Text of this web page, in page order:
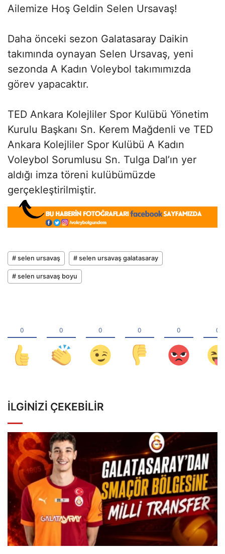
Ailemize Hoş Geldin Selen Ursavaş!
Daha önceki sezon Galatasaray Daikin
takımında oynayan Selen Ursavaş, yeni
sezonda A Kadın Voleybol takımımızda
görev yapacaktır.
TED Ankara Kolejliler Spor Kulübü Yönetim
Kurulu Başkanı Sn. Kerem Mağdenli ve TED
Ankara Kolejliler Spor Kulübü A Kadın
Voleybol Sorumlusu Sn. Tulga Dal’ın yer
aldığı imza töreni kulübümüzde
gerçekleştirilmiştir.
# selen ursavaş # selen ursavaş galatasaray
# selen ursavaş boyu
İLGINIZI ÇEKEBILIR